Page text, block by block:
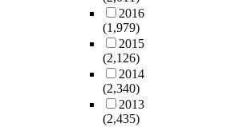
2016
(1,979)
2015
(2,126)
2014
(2,340)
2013
(2,435)